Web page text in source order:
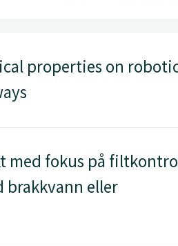
properties on
med fokus på
eller